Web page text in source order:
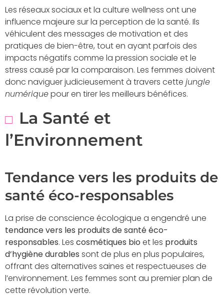
Les réseaux sociauxet la culture wellness ont une
influence majeure sur la perception de la santé. Ils
véhiculent des messages de motivation et des
pratiques de bien-être, tout en ayant parfois des
impacts négatifs comme la pression sociale et le
stress causé par la comparaison. Les femmes doivent
donc naviguer judicieusement à travers cette jungle
numériquepour en tirer les meilleurs bénéfices.
La Santé et
l’Environnement
Tendance vers les produits de
santé éco-responsables
La prise de conscience écologique a engendré une
tendance vers les produits de santé éco-
responsables. Les cosmétiques bio et les produits
d’hygiène durables sont de plus en plus populaires,
offrant des alternatives saines et respectueuses de
l’environnement. Les femmes sont au premier plan de
cette révolution verte.